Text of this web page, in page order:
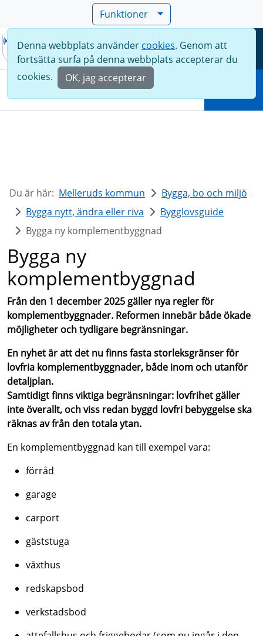
Funktioner
Meny
Denna webbplats använder cookies. Genom att
fortsätta surfa på denna webbplats accepterar du
cookies.
OK, jag accepterar
Du är här: Melleruds kommun
Bygga, bo och miljö
Bygga nytt, ändra eller riva
Bygglovsguide
Bygga ny komplementbyggnad
Bygga ny
komplementbyggnad
Från den 1 december 2025 gäller nya regler för
komplementbyggnader. Reformen innebär både ökade
möjligheter och tydligare begränsningar.
En nyhet är att det nu finns fasta storleksgränser för
lovfria komplementbyggnader, både inom och utanför
detaljplan.
Samtidigt finns viktiga begränsningar: lovfrihet gäller
inte överallt, och viss redan byggd lovfri bebyggelse ska
räknas av från den totala ytan.
En komplementbyggnad kan till exempel vara:
förråd
garage
carport
gäststuga
växthus
redskapsbod
verkstadsbod